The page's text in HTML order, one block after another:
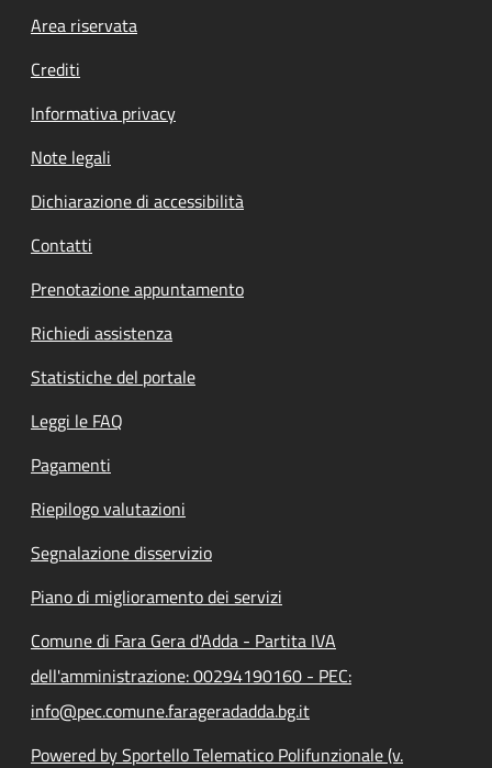
Footer menu
Area riservata
Crediti
Informativa privacy
Note legali
Dichiarazione di accessibilità
Contatti
Prenotazione appuntamento
Richiedi assistenza
Statistiche del portale
Leggi le FAQ
Pagamenti
Riepilogo valutazioni
Segnalazione disservizio
Piano di miglioramento dei servizi
Comune di Fara Gera d'Adda - Partita IVA
dell'amministrazione: 00294190160 - PEC:
info@pec.comune.farageradadda.bg.it
Powered by Sportello Telematico Polifunzionale (v.